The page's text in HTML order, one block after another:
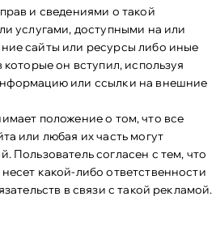
и сведениями о такой
услугами, доступными на или
сайты или ресурсы либо иные
он вступил, используя
или ссылки на внешние
положение о том, что все
или любая их часть могут
Пользователь согласен с тем, что
какой-либо ответственности
в связи с такой рекламой.